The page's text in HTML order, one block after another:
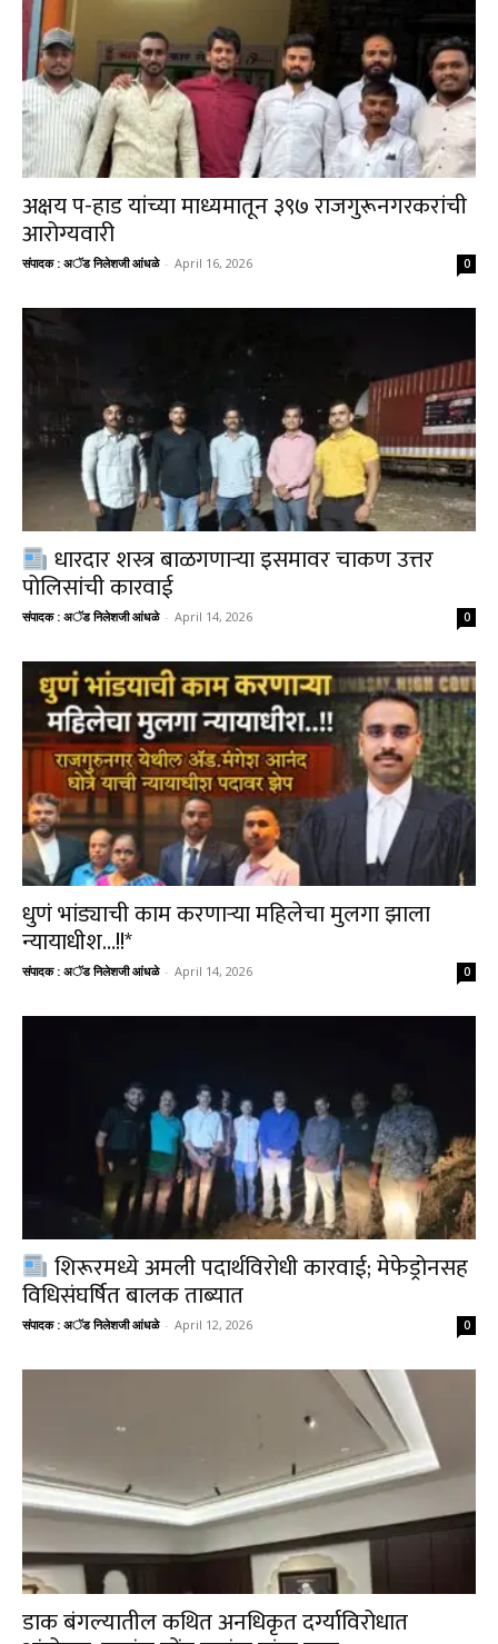
अक्षय प-हाड यांच्या माध्यमातून ३९७ राजगुरूनगरकरांची
आरोग्यवारी
संपादक : अॅड निलेशजी आंधळे - April 16, 2026 0
धारदार शस्त्र बाळगणाऱ्या इसमावर चाकण उत्तर
पोलिसांची कारवाई
संपादक : अॅड निलेशजी आंधळे - April 14, 2026 0
धुणं भांड्याची काम करणाऱ्या महिलेचा मुलगा झाला
न्यायाधीश…!!*
संपादक : अॅड निलेशजी आंधळे - April 14, 2026 0
शिरूरमध्ये अमली पदार्थविरोधी कारवाई; मेफेड्रोनसह
विधिसंघर्षित बालक ताब्यात
संपादक : अॅड निलेशजी आंधळे - April 12, 2026 0
डाक बंगल्यातील कथित अनधिकृत दर्ग्याविरोधात